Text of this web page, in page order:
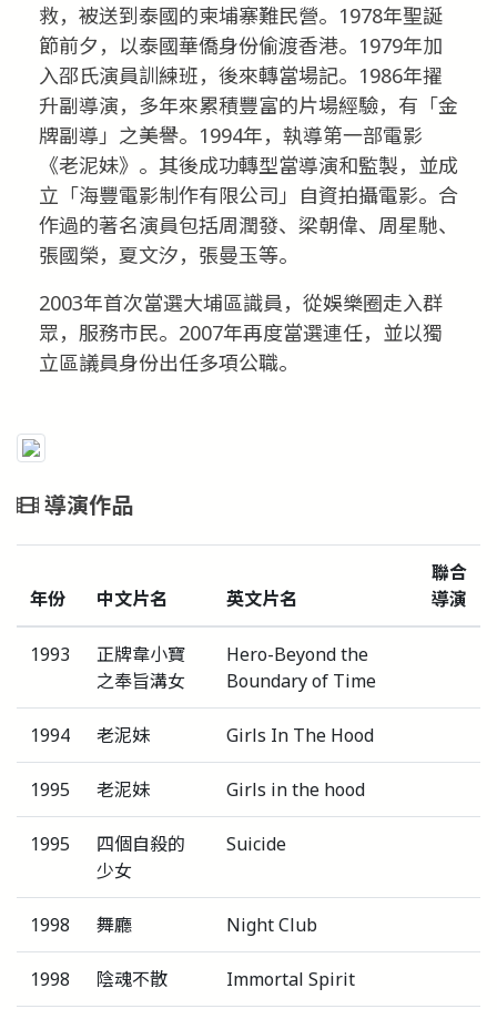
救，被送到泰國的柬埔寨難民營。1978年聖誕
節前夕，以泰國華僑身份偷渡香港。1979年加
入邵氏演員訓練班，後來轉當場記。1986年擢
升副導演，多年來累積豐富的片場經驗，有「金
牌副導」之美譽。1994年，執導第一部電影
《老泥妹》。其後成功轉型當導演和監製，並成
立「海豐電影制作有限公司」自資拍攝電影。合
作過的著名演員包括周潤發、梁朝偉、周星馳、
張國榮，夏文汐，張曼玉等。
2003年首次當選大埔區識員，從娛樂圈走入群
眾，服務市民。2007年再度當選連任，並以獨
立區議員身份出任多項公職。
導演作品
年份 中文片名 英文片名
聯合
導演
1993
正牌韋小寶
之奉旨溝女
Hero-Beyond the
Boundary of Time
1994 老泥妹 Girls In The Hood
1995 老泥妹 Girls in the hood
1995
四個自殺的
少女
Suicide
1998 舞廳 Night Club
1998 陰魂不散 Immortal Spirit